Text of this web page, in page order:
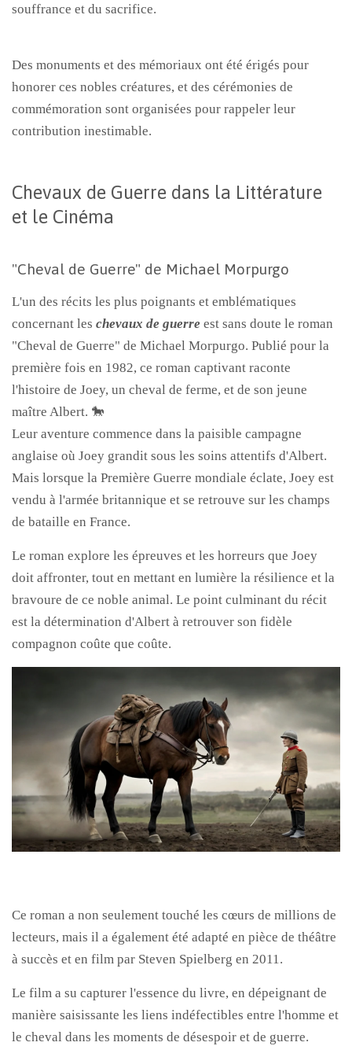
souffrance et du sacrifice.
Des monuments et des mémoriaux ont été érigés pour
honorer ces nobles créatures, et des cérémonies de
commémoration sont organisées pour rappeler leur
contribution inestimable.
Chevaux de Guerre dans la Littérature
et le Cinéma
"Cheval de Guerre" de Michael Morpurgo
L'un des récits les plus poignants et emblématiques
concernant les chevaux de guerre est sans doute le roman
"Cheval de Guerre" de Michael Morpurgo. Publié pour la
première fois en 1982, ce roman captivant raconte
l'histoire de Joey, un cheval de ferme, et de son jeune
maître Albert. 🐎
Leur aventure commence dans la paisible campagne
anglaise où Joey grandit sous les soins attentifs d'Albert.
Mais lorsque la Première Guerre mondiale éclate, Joey est
vendu à l'armée britannique et se retrouve sur les champs
de bataille en France.
Le roman explore les épreuves et les horreurs que Joey
doit affronter, tout en mettant en lumière la résilience et la
bravoure de ce noble animal. Le point culminant du récit
est la détermination d'Albert à retrouver son fidèle
compagnon coûte que coûte.
Ce roman a non seulement touché les cœurs de millions de
lecteurs, mais il a également été adapté en pièce de théâtre
à succès et en film par Steven Spielberg en 2011.
Le film a su capturer l'essence du livre, en dépeignant de
manière saisissante les liens indéfectibles entre l'homme et
le cheval dans les moments de désespoir et de guerre.